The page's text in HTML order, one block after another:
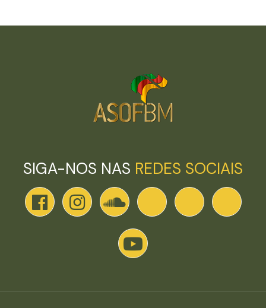
SIGA-NOS NAS REDES SOCIAIS